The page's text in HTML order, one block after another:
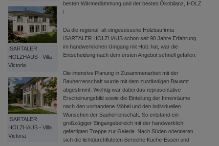
ISARTALER
HOLZHAUS - Villa
Victoria
ISARTALER
HOLZHAUS - Villa
Victoria
besten Wärmedämmung und der besten Ökobilanz, HOLZ
!
Da die regional, alt eingesessene Holzbaufirma
ISARTALER HOLZHAUS schon seit 90 Jahre Erfahrung
im handwerklichen Umgang mit Holz hat, war die
Entscheidung nach dem ersten Angebot schnell gefallen.
Die intensive Planung in Zusammenarbeit mit der
Bauherrenschaft wurde mit dem zuständigen Bauamt
abgestimmt. Wichtig war dabei das repräsentative
Erscheinungsbild sowie die Einteilung der Innenräume
nach den vorhandene Möbel und den individuellen
Wünschen der Bauherrenschaft. So entstand ein
großzügiger Eingangsbereich mit der handwerklich
gefertigten Treppe zur Galerie. Nach Süden orientieren
sich die lichtdurchfluteten Bereiche Küche-Essen und